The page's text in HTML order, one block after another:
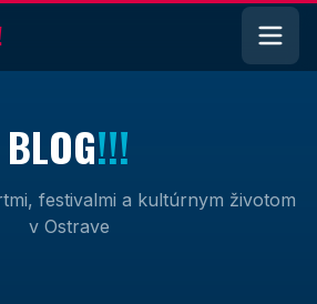
BLOG!!!
festivalmi a kultúrnym životom
v Ostrave